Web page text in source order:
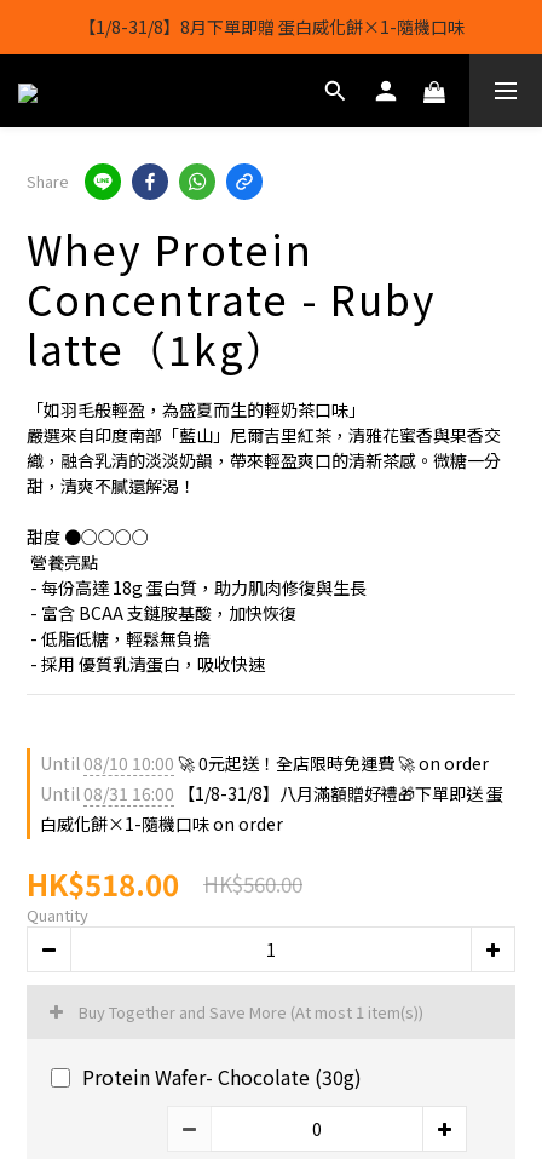
【1/8-31/8】8月下單即贈 蛋白威化餅×1-隨機口味
【1/8-31/8】8月下單即贈 蛋白威化餅×1-隨機口味
結帳輸入[gopowerhk]，可享全單*95折*，可與活動折扣疊加。
【1/8-31/8】8月下單即贈 蛋白威化餅×1-隨機口味
Share
Whey Protein
Concentrate - Ruby
latte（1kg）
「如羽毛般輕盈，為盛夏而生的輕奶茶口味」
嚴選來自印度南部「藍山」尼爾吉里紅茶，清雅花蜜香與果香交
織，融合乳清的淡淡奶韻，帶來輕盈爽口的清新茶感。微糖一分
甜，清爽不膩還解渴！
甜度 ●○○○○
營養亮點
- 每份高達 18g 蛋白質，助力肌肉修復與生長
- 富含 BCAA 支鏈胺基酸，加快恢復
- 低脂低糖，輕鬆無負擔
- 採用 優質乳清蛋白，吸收快速
Until08/10 10:00 🚀 0元起送！全店限時免運費 🚀 on order
Until08/31 16:00 【1/8-31/8】八月滿額贈好禮🎁下單即送 蛋
白威化餅×1-隨機口味 on order
HK$518.00 HK$560.00
Quantity
Buy Together and Save More (At most 1 item(s))
Protein Wafer- Chocolate (30g)